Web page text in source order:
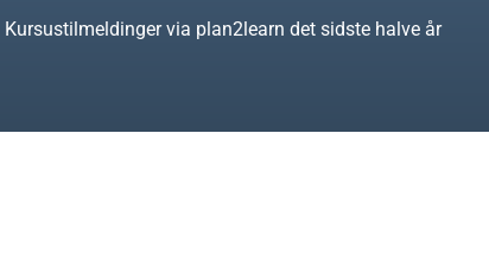
Kursustilmeldinger via plan2learn det sidste halve år